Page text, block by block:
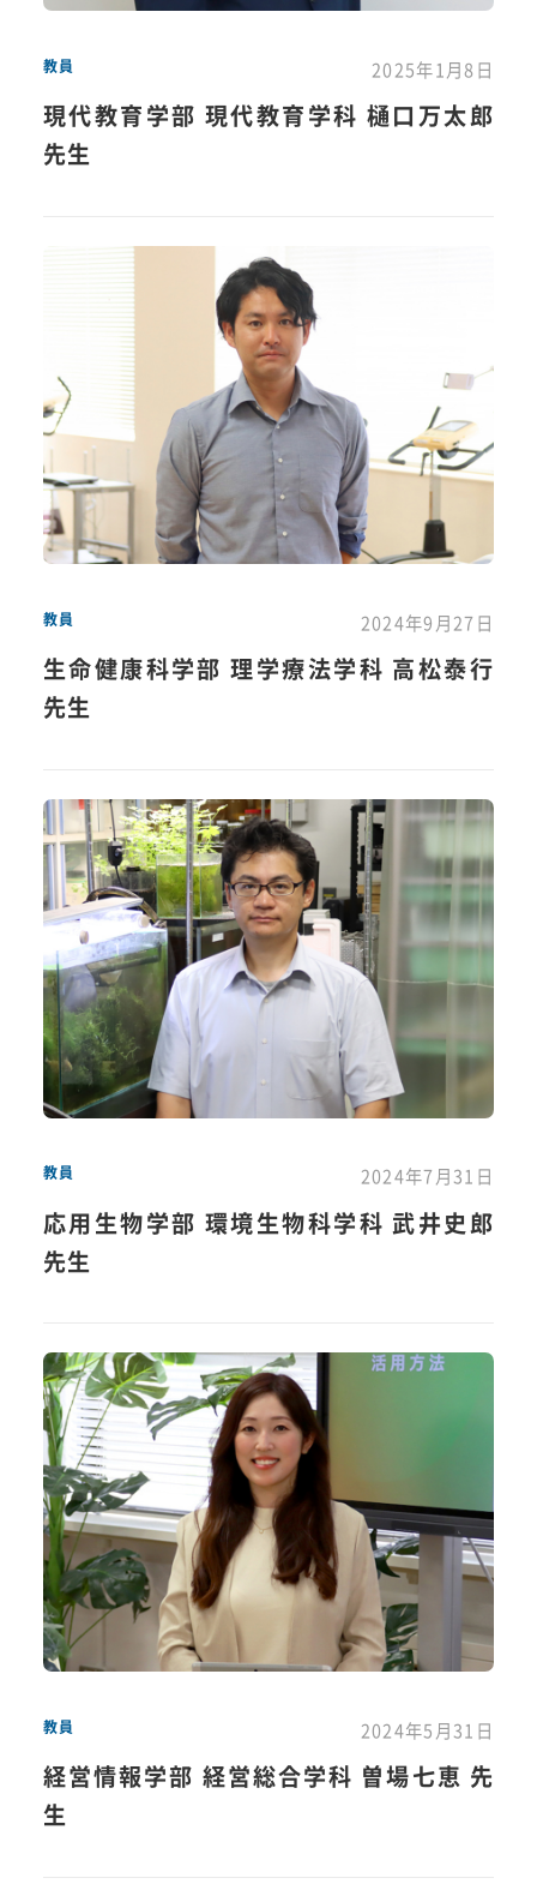
2025年1月8日
教員
現代教育学部 現代教育学科 樋口万太郎
先生
2024年9月27日
教員
生命健康科学部 理学療法学科 高松泰行
先生
2024年7月31日
教員
応用生物学部 環境生物科学科 武井史郎
先生
2024年5月31日
教員
経営情報学部 経営総合学科 曽場七恵 先
生